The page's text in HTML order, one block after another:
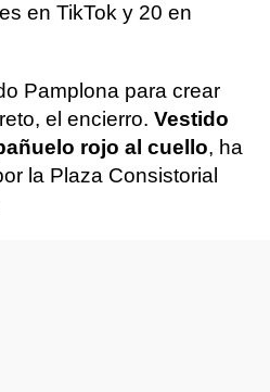
en TikTok y 20 en
Pamplona para crear
el encierro. Vestido
rojo al cuello, ha
la Plaza Consistorial